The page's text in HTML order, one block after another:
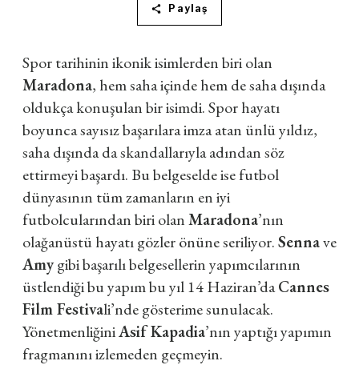
Paylaş
Spor tarihinin ikonik isimlerden biri olan
Maradona, hem saha içinde hem de saha dışında
oldukça konuşulan bir isimdi. Spor hayatı
boyunca sayısız başarılara imza atan ünlü yıldız,
saha dışında da skandallarıyla adından söz
ettirmeyi başardı. Bu belgeselde ise futbol
dünyasının tüm zamanların en iyi
futbolcularından biri olanMaradona’nın
olağanüstü hayatı gözler önüne seriliyor.Sennave
Amygibi başarılı belgesellerin yapımcılarının
üstlendiği bu yapım bu yıl 14 Haziran’daCannes
Film Festivali’nde gösterime sunulacak.
YönetmenliğiniAsif Kapadia’nın yaptığı yapımın
fragmanını izlemeden geçmeyin.